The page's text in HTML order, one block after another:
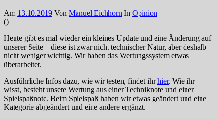
Am 13.10.2019 Von Manuel Eichhorn In Opinion
()
Heute gibt es mal wieder ein kleines Update und eine Änderung auf
unserer Seite – diese ist zwar nicht technischer Natur, aber deshalb
nicht weniger wichtig. Wir haben das Wertungssystem etwas
überarbeitet.
Ausführliche Infos dazu, wie wir testen, findet ihrhier. Wie ihr
wisst, besteht unsere Wertung aus einer Techniknote und einer
Spielspaßnote. Beim Spielspaß haben wir etwas geändert und eine
Kategorie abgeändert und eine andere ergänzt.